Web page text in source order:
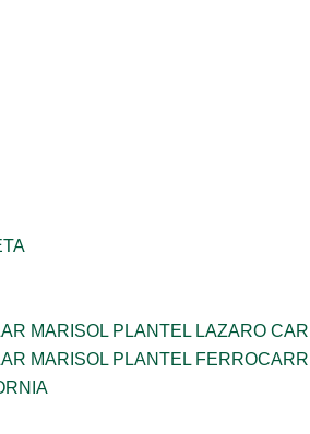
MARISOL PLANTEL LAZARO
MARISOL PLANTEL